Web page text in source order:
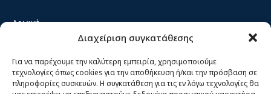
Διαχείριση συγκατάθεσης
Για να παρέχουμε την καλύτερη εμπειρία, χρησιμοποιούμε
τεχνολογίες όπως cookies για την αποθήκευση ή/και την πρόσβαση σε
πληροφορίες συσκευών. Η συγκατάθεση για τις εν λόγω τεχνολογίες θα
Αρχική
Κίνημα ΝΙΚΗ – Ποιοι είμαστε, αρχές & δράση
Θέσεις
Πρόσωπα